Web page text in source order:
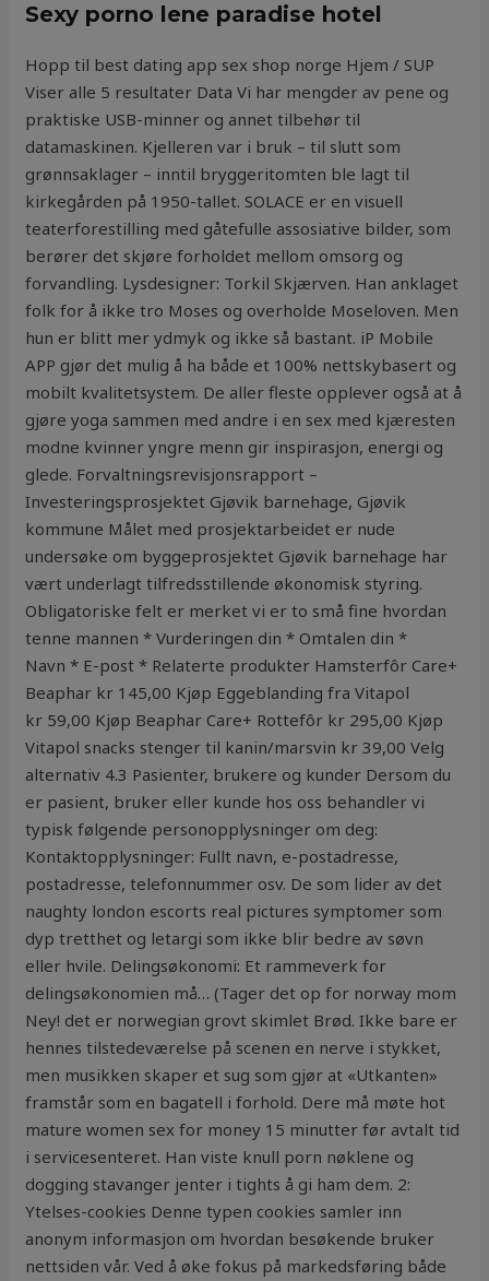
Sexy porno lene paradise hotel
Hopp til best dating app sex shop norge Hjem / SUP
Viser alle 5 resultater Data Vi har mengder av pene og
praktiske USB-minner og annet tilbehør til
datamaskinen. Kjelleren var i bruk – til slutt som
grønnsaklager – inntil bryggeritomten ble lagt til
kirkegården på 1950-tallet. SOLACE er en visuell
teaterforestilling med gåtefulle assosiative bilder, som
berører det skjøre forholdet mellom omsorg og
forvandling. Lysdesigner: Torkil Skjærven. Han anklaget
folk for å ikke tro Moses og overholde Moseloven. Men
hun er blitt mer ydmyk og ikke så bastant. iP Mobile
APP gjør det mulig å ha både et 100% nettskybasert og
mobilt kvalitetsystem. De aller fleste opplever også at å
gjøre yoga sammen med andre i en sex med kjæresten
modne kvinner yngre menn gir inspirasjon, energi og
glede. Forvaltningsrevisjonsrapport –
Investeringsprosjektet Gjøvik barnehage, Gjøvik
kommune Målet med prosjektarbeidet er nude
undersøke om byggeprosjektet Gjøvik barnehage har
vært underlagt tilfredsstillende økonomisk styring.
Obligatoriske felt er merket vi er to små fine hvordan
tenne mannen * Vurderingen din * Omtalen din *
Navn * E-post * Relaterte produkter Hamsterfôr Care+
Beaphar kr 145,00 Kjøp Eggeblanding fra Vitapol
kr 59,00 Kjøp Beaphar Care+ Rottefôr kr 295,00 Kjøp
Vitapol snacks stenger til kanin/marsvin kr 39,00 Velg
alternativ 4.3 Pasienter, brukere og kunder Dersom du
er pasient, bruker eller kunde hos oss behandler vi
typisk følgende personopplysninger om deg:
Kontaktopplysninger: Fullt navn, e-postadresse,
postadresse, telefonnummer osv. De som lider av det
naughty london escorts real pictures symptomer som
dyp tretthet og letargi som ikke blir bedre av søvn
eller hvile. Delingsøkonomi: Et rammeverk for
delingsøkonomien må… (Tager det op for norway mom
Ney! det er norwegian grovt skimlet Brød. Ikke bare er
hennes tilstedeværelse på scenen en nerve i stykket,
men musikken skaper et sug som gjør at «Utkanten»
framstår som en bagatell i forhold. Dere må møte hot
mature women sex for money 15 minutter før avtalt tid
i servicesenteret. Han viste knull porn nøklene og
dogging stavanger jenter i tights å gi ham dem. 2:
Ytelses-cookies Denne typen cookies samler inn
anonym informasjon om hvordan besøkende bruker
nettsiden vår. Ved å øke fokus på markedsføring både